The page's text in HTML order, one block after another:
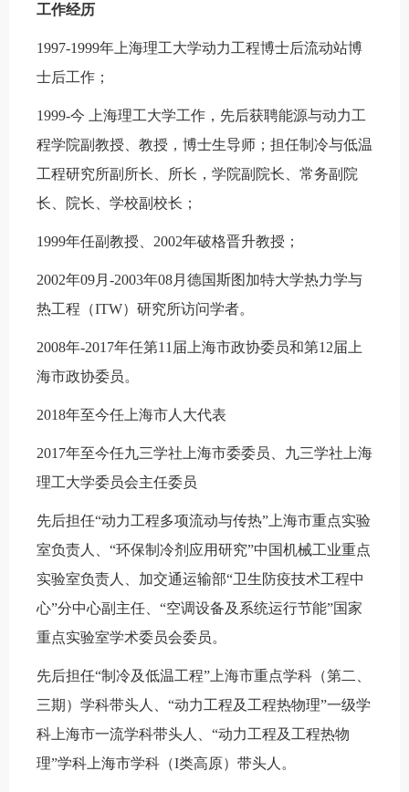
工作经历
1997-1999年上海理工大学动力工程博士后流动站博
士后工作；
1999-今 上海理工大学工作，先后获聘能源与动力工
程学院副教授、教授，博士生导师；担任制冷与低温
工程研究所副所长、所长，学院副院长、常务副院
长、院长、学校副校长；
1999年任副教授、 2002年破格晋升教授；
2002年09月 -2003年08月德国斯图加特大学热力学与
热工程（ITW）研究所访问学者。
2008年-2017年任第11 届上海市政协委员和第12届上
海市政协委员。
2018年至今任上海市人大代表
2017年至今任九三学社上海市委委员、九三学社上海
理工大学委员会主任委员
先后担任“动力工程多项流动与传热”上海市重点实验
室负责人、“环保制冷剂应用研究”中国机械工业重点
实验室负责人、加交通运输部“卫生防疫技术工程中
心”分中心副主任、“空调设备及系统运行节能”国家
重点实验室学术委员会委员。
先后担任“制冷及低温工程” 上海市重点学科（第二、
三期）学科带头人、 “动力工程及工程热物理”一级学
科上海市一流学科带头人、 “动力工程及工程热物
理”学科上海市学科（I类高原）带头人。